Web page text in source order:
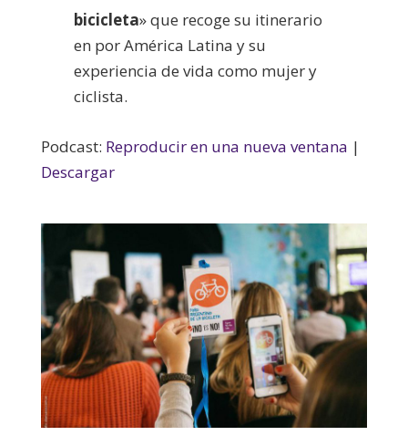
bicicleta» que recoge su itinerario
en por América Latina y su
experiencia de vida como mujer y
ciclista.
Podcast: Reproducir en una nueva ventana |
Descargar